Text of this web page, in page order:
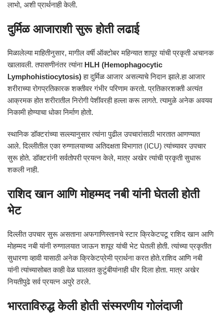
लाभो, अशी प्रार्थनाही केली.
दुर्मिळ आजाराशी सुरू होती लढाई
मिळालेल्या माहितीनुसार, मागील वर्षी ऑक्टोबर महिन्यात शापूर यांची प्रकृती अचानक
खालावली. तपासणीनंतर त्यांना HLH (Hemophagocytic
Lymphohistiocytosis)हा दुर्मिळ आजार असल्याचे निदान झाले.हा आजार
शरीराच्या रोगप्रतिकारक शक्तीवर गंभीर परिणाम करतो. प्रतिकारशक्ती अत्यंत
आक्रमक होत शरीरातील निरोगी पेशींवरही हल्ला करू लागते. त्यामुळे अनेक अवयव
निकामी होण्याचा धोका निर्माण होतो.
स्थानिक डॉक्टरांच्या सल्ल्यानुसार त्यांना पुढील उपचारांसाठी भारतात आणण्यात
आले. दिल्लीतील एका रुग्णालयाच्या अतिदक्षता विभागात (ICU) त्यांच्यावर उपचार
सुरू होते. डॉक्टरांनी सर्वतोपरी प्रयत्न केले, मात्र अखेर त्यांची प्रकृती सुधारू
शकली नाही.
राशिद खान आणि मोहम्मद नबी यांनी घेतली होती
भेट
दिल्लीत उपचार सुरू असताना अफगाणिस्तानचे स्टार क्रिकेटपटू राशिद खान आणि
मोहम्मद नबी यांनी रुग्णालयात जाऊन शापूर यांची भेट घेतली होती. त्यांच्या प्रकृतीत
सुधारणा व्हावी यासाठी अनेक क्रिकेटप्रेमी प्रार्थना करत होते.राशिद आणि नबी
यांनी त्यांच्यासोबत काही वेळ घालवत कुटुंबीयांनाही धीर दिला होता. मात्र अखेर
नियतीपुढे सर्व प्रयत्न अपुरे ठरले.
भारताविरुद्ध केली होती संस्मरणीय गोलंदाजी